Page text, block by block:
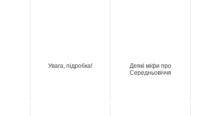
Увага, підробка!
Деякі міфи про
Середньовіччя